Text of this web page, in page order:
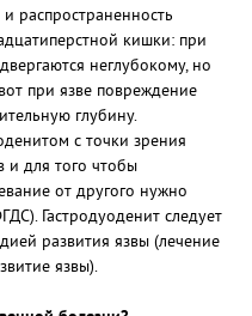
распространенность
кишки: при
неглубокому, но
при язве повреждение
глубину.
с точки зрения
и для того чтобы
от другого нужно
Гастродуоденит следует
развития язвы (лечение
язвы).